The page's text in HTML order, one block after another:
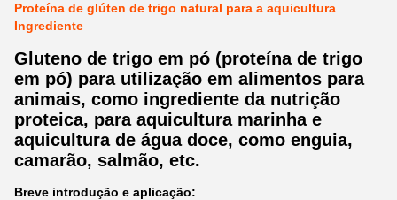
Proteína de glúten de trigo natural para a aquicultura
Ingrediente
Gluteno de trigo em pó (proteína de trigo
em pó) para utilização em alimentos para
animais, como ingrediente da nutrição
proteica, para aquicultura marinha e
aquicultura de água doce, como enguia,
camarão, salmão, etc.
Breve introdução e aplicação: